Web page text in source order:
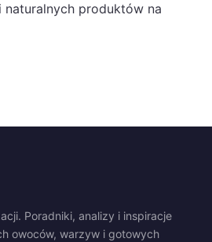
produktów na
Poradniki, analizy i inspiracje
owoców, warzyw i gotowych